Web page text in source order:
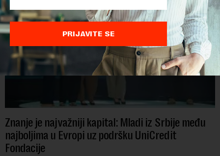
Znanje je najvažniji kapital: Mladi iz Srbije među
najboljima u Evropi uz podršku UniCredit
Fondacije
PRIJAVITE SE